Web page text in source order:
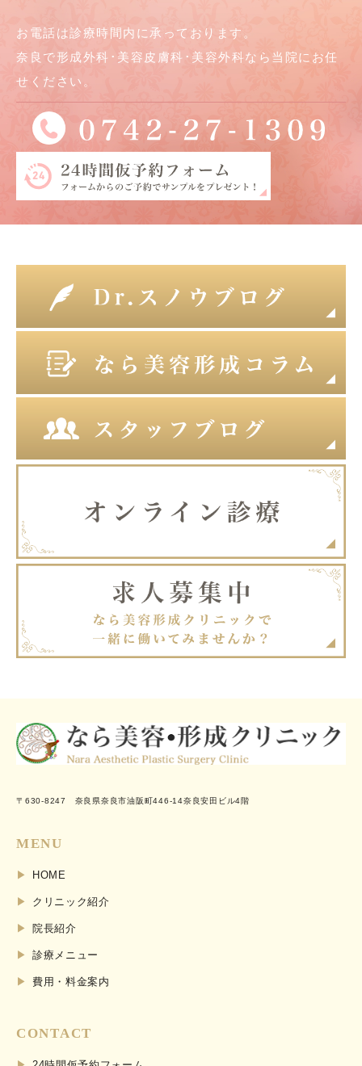
お電話は診療時間内に承っております。
奈良で形成外科･美容皮膚科･美容外科なら当院にお任
せください。
〒630-8247 奈良県奈良市油阪町446-14奈良安田ビル4階
MENU
HOME
クリニック紹介
院長紹介
診療メニュー
費用・料金案内
CONTACT